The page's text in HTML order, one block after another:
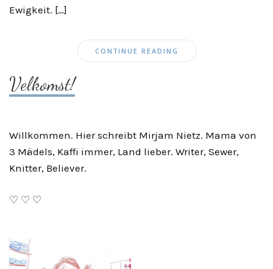
Ewigkeit. […]
CONTINUE READING
Velkomst!
Willkommen. Hier schreibt Mirjam Nietz. Mama von
3 Mädels, Kaffi immer, Land lieber. Writer, Sewer,
Knitter, Believer.
♡ ♡ ♡